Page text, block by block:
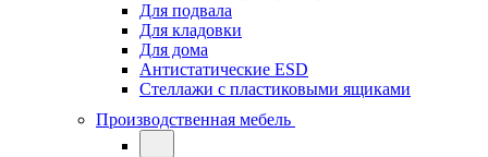
Для подвала
Для кладовки
Для дома
Антистатические ESD
Стеллажи с пластиковыми ящиками
Производственная мебель